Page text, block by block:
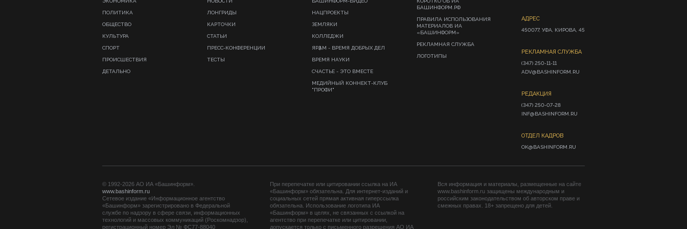
ПОЛИТИКА
ОБЩЕСТВО
КУЛЬТУРА
СПОРТ
ПРОИСШЕСТВИЯ
ДЕТАЛЬНО
ЛОНГРИДЫ
КАРТОЧКИ
СТАТЬИ
ПРЕСС-КОНФЕРЕНЦИИ
ТЕСТЫ
НАЦПРОЕКТЫ
ЗЕМЛЯКИ
КОЛЛЕДЖИ
ЯРҘАМ - ВРЕМЯ ДОБРЫХ ДЕЛ
ВРЕМЯ НАУКИ
СЧАСТЬЕ - ЭТО ВМЕСТЕ
МЕДИЙНЫЙ КОННЕКТ-КЛУБ
"ПРОФИ"
БАШИНФОРМ.РФ
ПРАВИЛА ИСПОЛЬЗОВАНИЯ
МАТЕРИАЛОВ ИА
«БАШИНФОРМ»
РЕКЛАМНАЯ СЛУЖБА
ЛОГОТИПЫ
АДРЕС
450077, УФА, КИРОВА, 45
РЕКЛАМНАЯ СЛУЖБА
(347) 250-11-11
ADV@BASHINFORM.RU
РЕДАКЦИЯ
(347) 250-07-28
INF@BASHINFORM.RU
ОТДЕЛ КАДРОВ
OK@BASHINFORM.RU
© 1992-2026 АО ИА «Башинформ».
www.bashinform.ru
Сетевое издание «Информационное агентство
«Башинформ» зарегистрировано в Федеральной
службе по надзору в сфере связи, информационных
технологий и массовых коммуникаций (Роскомнадзор),
регистрационный номер Эл № ФС77-88040
При перепечатке или цитировании ссылка на ИА
«Башинформ» обязательна. Для интернет-изданий и
социальных сетей прямая активная гиперссылка
обязательна. Использование логотипа ИА
«Башинформ» в целях, не связанных с ссылкой на
агентство при перепечатке или цитировании,
допускается только с письменного разрешения АО ИА
Вся информация и материалы, размещенные на сайте
www.bashinform.ru защищены международным и
российским законодательством об авторском праве и
смежных правах. 18+ запрещено для детей.